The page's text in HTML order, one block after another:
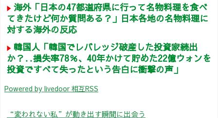
海外「日本の47都道府県に行って名物料理を食べ
てきたけど何か質問ある？」日本各地の名物料理に
対する海外の反応
韓国人「韓国でレバレッジ破産した投資家続出
か？‥損失率78％、40年かけて貯めた22億ウォンを
投資ですべて失ったという告白に衝撃の声」
Powered by livedoor 相互RSS
“変われない私”が動き出す瞬間に出会う